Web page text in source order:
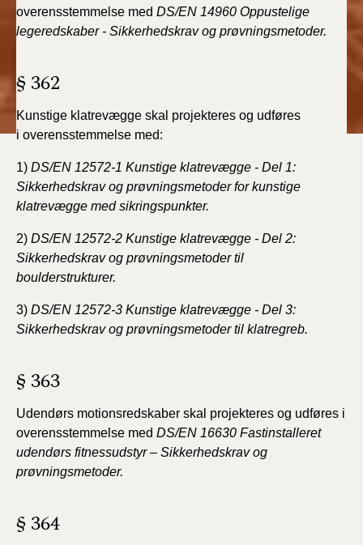
BR18 (1/1-9/3 2020)
2019)
BR18 (1/1-4/7 2019)
2018)
BR18 (1/1-30/6
BR15 (2015-2018)
Tidligere BR (1961-
2010)
overensstemmelse med DS/EN 14960 Oppustelige
legeredskaber - Sikkerhedskrav og prøvningsmetoder.
§ 362
Kunstige klatrevægge skal projekteres og udføres
i overensstemmelse med:
1) DS/EN 12572-1 Kunstige klatrevægge - Del 1:
Sikkerhedskravog prøvningsmetoder for kunstige
klatrevægge med sikringspunkter.
2) DS/EN 12572-2 Kunstige klatrevægge - Del 2:
Sikkerhedskravog prøvningsmetoder til
boulderstrukturer.
3) DS/EN 12572-3 Kunstige klatrevægge - Del 3:
Sikkerhedskravog prøvningsmetoder til klatregreb.
§ 363
Udendørs motionsredskaber skal projekteres og udføres i
overensstemmelse med DS/EN 16630 Fastinstalleret
udendørs fitnessudstyr – Sikkerhedskrav og
prøvningsmetoder.
§ 364